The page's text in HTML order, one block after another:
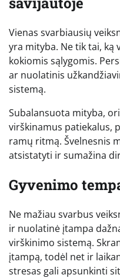
Vienas svarbiausių
yra mityba. Ne tik tai, ką
kokiomis sąlygomis.
ar nuolatinis
sistemą.
Subalansuota mityba,
virškinamus patiekalus,
ramų ritmą. Švelnesnis
atsistatyti ir sumažina
Gyvenimo
Ne mažiau svarbus
ir nuolatinė įtampa
virškinimo sistemą.
įtampą, todėl net ir
stresas gali apsunkinti